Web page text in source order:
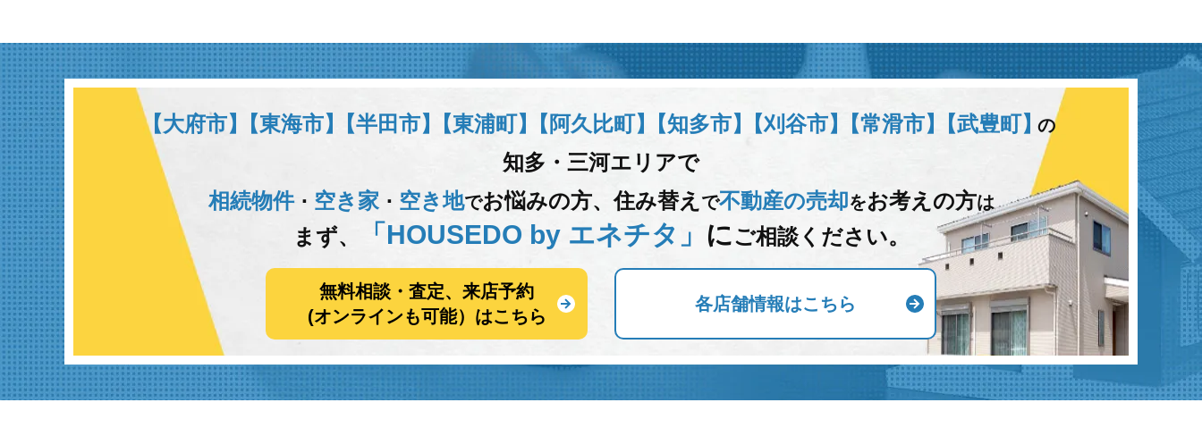
【大府市】 【東海市】 【半田市】 【東浦町】 【阿久比町】 【知多市】 【刈谷市】 【常滑市】 【武豊町】の
知多・三河エリアで
相続物件･ 空き家･ 空き地でお悩みの方、住み替え で不動産の売却をお考えの方は
まず、 「HOUSEDO by エネチタ」 にご相談ください。
無料相談・査定、来店予約
(オンラインも可能）はこちら
各店舗情報はこちら